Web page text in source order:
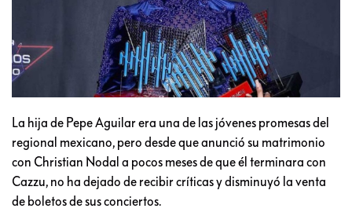
La hija de Pepe Aguilar era una de las jóvenes promesas del
regional mexicano, pero desde que anunció su matrimonio
con Christian Nodal a pocos meses de que él terminara con
Cazzu, no ha dejado de recibir críticas y disminuyó la venta
de boletos de sus conciertos.